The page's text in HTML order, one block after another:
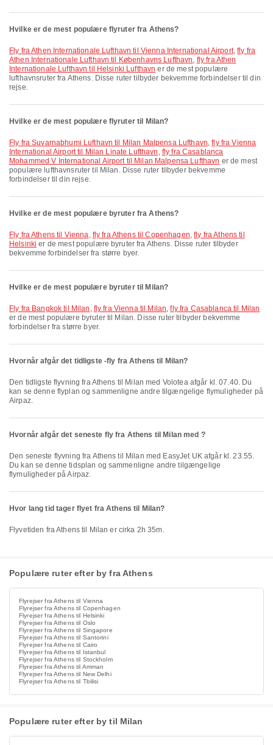
Hvilke er de mest populære flyruter fra Athens?
fly fra Athen Internationale Lufthavn til Vienna International Airport,fly fra
Athen Internationale Lufthavn til Københavns Lufthavn, fly fra Athen
Internationale Lufthavn til Helsinki Lufthavn er de mest populære
lufthavnsruter fra Athens. Disse ruter tilbyder bekvemme forbindelser til din
rejse.
Hvilke er de mest populære flyruter til Milan?
fly fra Suvarnabhumi Lufthavn til Milan Malpensa Lufthavn,fly fra Vienna
International Airport til Milan Linate Lufthavn , fly fra Casablanca
Mohammed V International Airport til Milan Malpensa Lufthavn er de mest
populære lufthavnsruter til Milan. Disse ruter tilbyder bekvemme
forbindelser til din rejse.
Hvilke er de mest populære byruter fra Athens?
fly fra Athens til Vienna, fly fra Athens til Copenhagen,fly fra Athens til
Helsinki er de mest populære byruter fra Athens. Disse ruter tilbyder
bekvemme forbindelser fra større byer.
Hvilke er de mest populære byruter til Milan?
fly fra Bangkok til Milan , fly fra Vienna til Milan,fly fra Casablanca til Milan
er de mest populære byruter til Milan. Disse ruter tilbyder bekvemme
forbindelser fra større byer.
Hvornår afgår det tidligste -fly fra Athens til Milan?
Den tidligste flyvning fra Athens til Milan med Volotea afgår kl. 07.40. Du
kan se denne flyplan og sammenligne andre tilgængelige flymuligheder på
Airpaz.
Hvornår afgår det seneste fly fra Athens til Milan med ?
Den seneste flyvning fra Athens til Milan med EasyJet UK afgår kl. 23.55.
Du kan se denne tidsplan og sammenligne andre tilgængelige
flymuligheder på Airpaz.
Hvor lang tid tager flyet fra Athens til Milan?
Flyvetiden fra Athens til Milan er cirka 2h 35m.
Populære ruter efter by fra Athens
Flyrejser fra Athens til Vienna
Flyrejser fra Athens til Copenhagen
Flyrejser fra Athens til Helsinki
Flyrejser fra Athens til Oslo
Flyrejser fra Athens til Singapore
Flyrejser fra Athens til Santorini
Flyrejser fra Athens til Cairo
Flyrejser fra Athens til Istanbul
Flyrejser fra Athens til Stockholm
Flyrejser fra Athens til Amman
Flyrejser fra Athens til New Delhi
Flyrejser fra Athens til Tbilisi
Populære ruter efter by til Milan